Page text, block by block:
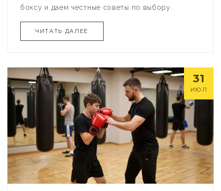
боксу и даем честные советы по выбору.
ЧИТАТЬ ДАЛЕЕ
31
ИЮЛ